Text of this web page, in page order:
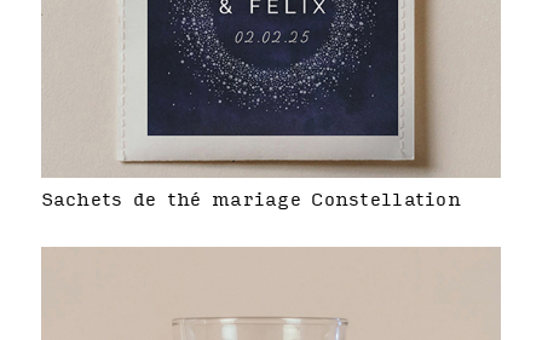
Sachets de thé mariage Constellation